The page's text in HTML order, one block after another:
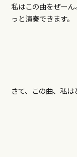
私はこの曲をぜー
っと演奏できます。
さて、この曲、私